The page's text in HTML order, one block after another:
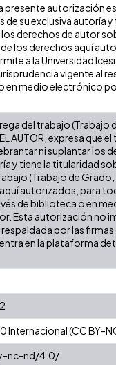
presente autorización
su exclusiva autoría
derechos de autor
los derechos aquí
a la Universidad
vigente
en medio electrónico
del trabajo (Trabajo
expresa que
ni suplantar los
y tiene la titularidad
(Trabajo de
autorizados; para
de biblioteca o en
Esta autorización no
por las
en la plataforma
(CC BY-
nc-nd/4.0/